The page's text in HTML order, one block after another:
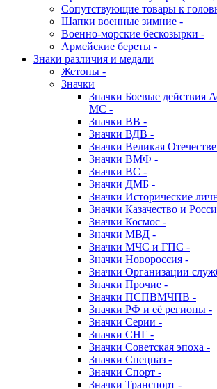
Сопутствующие товары к
Шапки военные зимние -
Военно-морские бескозырки -
Армейские береты -
Знаки различия и медали
Жетоны -
Значки
Значки Боевые действия
МС -
Значки ВВ -
Значки ВДВ -
Значки Великая
Значки ВМФ -
Значки ВС -
Значки ДМБ -
Значки Исторические
Значки Казачество и
Значки Космос -
Значки МВД -
Значки МЧС и ГПС -
Значки Новороссия -
Значки Организации
Значки Прочие -
Значки ПСПВМЧПВ -
Значки РФ и её регионы -
Значки Серии -
Значки СНГ -
Значки Советская эпоха -
Значки Спецназ -
Значки Спорт -
Значки Транспорт -